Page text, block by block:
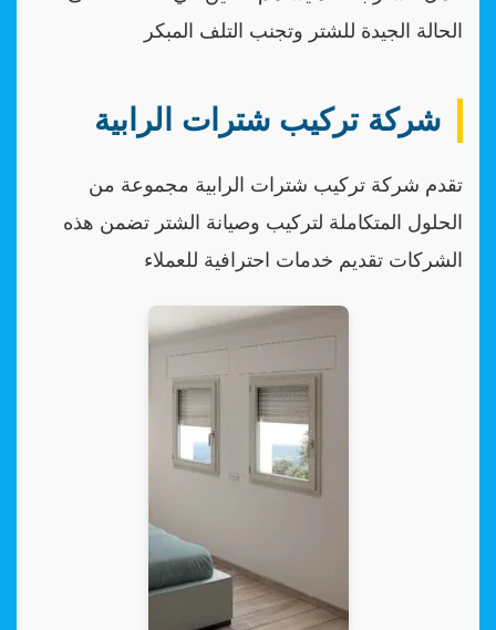
الحالة الجيدة للشتر وتجنب التلف المبكر
شركة تركيب شترات الرابية
تقدم شركة تركيب شترات الرابية مجموعة من
الحلول المتكاملة لتركيب وصيانة الشتر تضمن هذه
الشركات تقديم خدمات احترافية للعملاء